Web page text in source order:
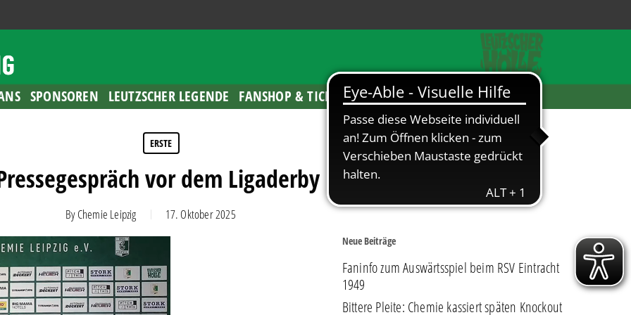
SPONSOREN LEUTZSCHER LEGENDE FANSHOP & TICKETS
ERSTE
vor dem Ligaderby
ByChemie Leipzig 17. Oktober 2025
Neue Beiträge
Faninfo zum Auswärtsspiel beim RSV Eintracht
1949
Bittere Pleite: Chemie kassiert späten Knockout